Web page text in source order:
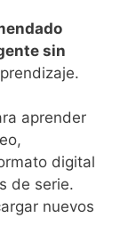
sin
aprender
digital
de serie.
nuevos